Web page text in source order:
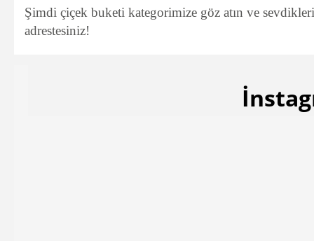
Şimdi çiçek buketi kategorimize göz atın ve
adrestesiniz!